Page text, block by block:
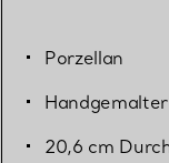
Porzellan
20,6 cm